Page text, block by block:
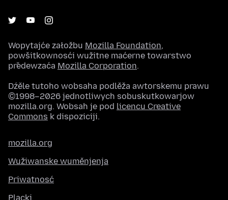
Wopytajće załožbu Mozilla Foundation,
powšitkownosći wužitne maćerne towarstwo
předewzaća Mozilla Corporation.
Dźěle tutoho wobsaha podlěža awtorskemu prawu
©1998–2026 jednotliwych sobuskutkowarjow
mozilla.org. Wobsah je pod licencu Creative
Commons k dispoziciji.
mozilla.org
Wužiwanske wuměnjenja
Priwatnosć
Placki